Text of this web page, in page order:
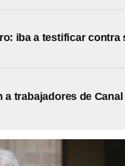
iba a testificar contra
trabajadores de Canal